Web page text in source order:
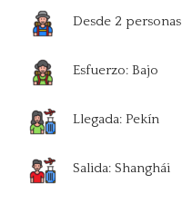
Desde 2 personas
Esfuerzo: Bajo
Llegada: Pekín
Salida: Shanghái